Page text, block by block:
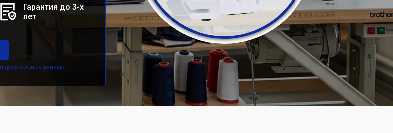
Гарантия до 3-х
лет
персональных данных.